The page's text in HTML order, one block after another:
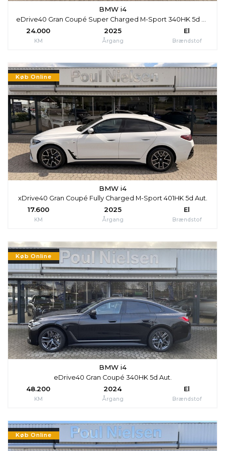
BMW i4
eDrive40 Gran Coupé Super Charged M-Sport 340HK 5d Aut.
24.000
KM
2025
Årgang
El
Brændstof
Køb Online
BMW i4
xDrive40 Gran Coupé Fully Charged M-Sport 401HK 5d Aut.
17.600
KM
2025
Årgang
El
Brændstof
Køb Online
BMW i4
eDrive40 Gran Coupé 340HK 5d Aut.
48.200
KM
2024
Årgang
El
Brændstof
Køb Online